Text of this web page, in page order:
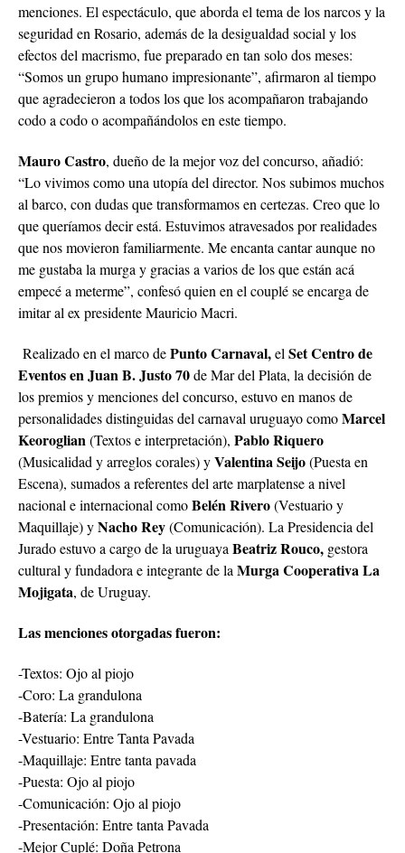
menciones. El espectáculo, que aborda el tema de los narcos y la
seguridad en Rosario, además de la desigualdad social y los
efectos del macrismo, fue preparado en tan solo dos meses:
“Somos un grupo humano impresionante”, afirmaron al tiempo
que agradecieron a todos los que los acompañaron trabajando
codo a codo o acompañándolos en este tiempo.
Mauro Castro, dueño de la mejor voz del concurso, añadió:
“Lo vivimos como una utopía del director. Nos subimos muchos
al barco, con dudas que transformamos en certezas. Creo que lo
que queríamos decir está. Estuvimos atravesados por realidades
que nos movieron familiarmente. Me encanta cantar aunque no
me gustaba la murga y gracias a varios de los que están acá
empecé a meterme”, confesó quien en el couplé se encarga de
imitar al ex presidente Mauricio Macri.
Realizado en el marco dePunto Carnaval,el Set Centro de
Eventos en Juan B. Justo 70de Mar del Plata, la decisión de
los premios y menciones del concurso, estuvo en manos de
personalidades distinguidas del carnaval uruguayo comoMarcel
Keoroglian(Textos e interpretación), Pablo Riquero
(Musicalidad y arreglos corales) yValentina Seijo(Puesta en
Escena), sumados a referentes del arte marplatense a nivel
nacional e internacional comoBelén Rivero(Vestuario y
Maquillaje) yNacho Rey(Comunicación). La Presidencia del
Jurado estuvo a cargo de la uruguaya Beatriz Rouco, gestora
cultural y fundadora e integrante de la Murga Cooperativa La
Mojigata, de Uruguay.
Las menciones otorgadas fueron:
-Textos: Ojo al piojo
-Coro: La grandulona
-Batería: La grandulona
-Vestuario: Entre Tanta Pavada
-Maquillaje: Entre tanta pavada
-Puesta: Ojo al piojo
-Comunicación: Ojo al piojo
-Presentación: Entre tanta Pavada
-Mejor Cuplé: Doña Petrona